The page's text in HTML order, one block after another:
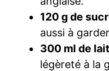
120 g de
aussi à
300 ml de
légèreté à la